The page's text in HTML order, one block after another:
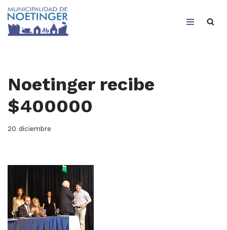
Saltar
Noetinger recibe
$400000
20 diciembre